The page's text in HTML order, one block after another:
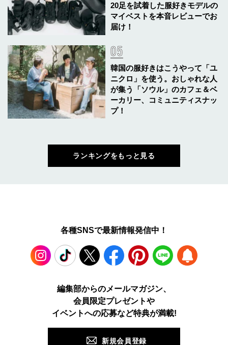
20足を試着した服好きモデルの
マイベストを本音レビューでお
届け！
韓国の服好きはこうやって「ユ
ニクロ」を使う。おしゃれな人
が集う「ソウル」のカフェ＆ベ
ーカリー、コミュニティスナッ
プ！
ランキングをもっと見る
各種SNSで最新情報発信中！
TikTok X Facebook Pinterest LINE
編集部からのメールマガジン、
会員限定プレゼントや
イベントへの応募など特典が満載!
新規会員登録